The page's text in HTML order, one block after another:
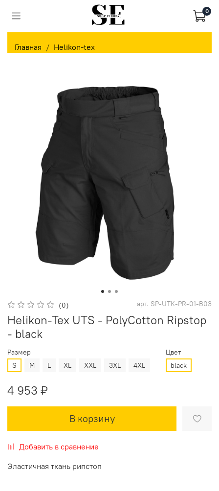
0
Главная Helikon-tex
(0) арт. SP-UTK-PR-01-B03
Helikon-Tex UTS - PolyCotton Ripstop
- black
Размер
S
M L XL XXL 3XL 4XL
Цвет
black
4 953 ₽
В корзину
Добавить в сравнение
Эластичная ткань рипстоп